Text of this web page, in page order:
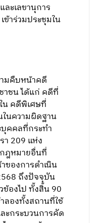
ะเลขานุการ
าร่วมประชุมใน
มคืบหน้าคดี
าชน ได้แก่ คดีที่
น คดีพิเศษที่
นความผิดฐาน
คคลที่กระทำ
209 แห่ง
ฎหมายอื่นที่
ของการดำเนิน
ถึงปัจจุบัน
องไป ทั้งสิ้น 90
ลองทั้งสถานที่ใช้
ะกระบวนการคัด